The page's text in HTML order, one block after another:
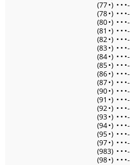
(77•) • • •-
(78•) • • •-
(80•) • • •-
(81 •) • • •-
(82•) • • •-
(83•) • • •-
(84•) • • •-
(85•) • • •-
(86•) • • •-
(87•) • • •-
(90•) • • •-
(91 •) • • •-
(92•) • • •-
(93•) • • •-
(94•) • • •-
(95•) • • •-
(97•) • • •-
(983) • • •-
(98•) • • •-